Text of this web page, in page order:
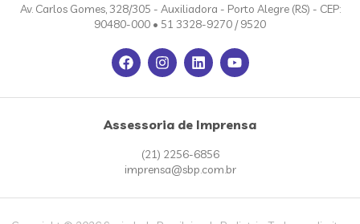
Av. Carlos Gomes, 328/305 - Auxiliadora - Porto Alegre (RS) - CEP:
90480-000 • 51 3328-9270 / 9520
Assessoria de Imprensa
(21) 2256-6856
imprensa@sbp.com.br